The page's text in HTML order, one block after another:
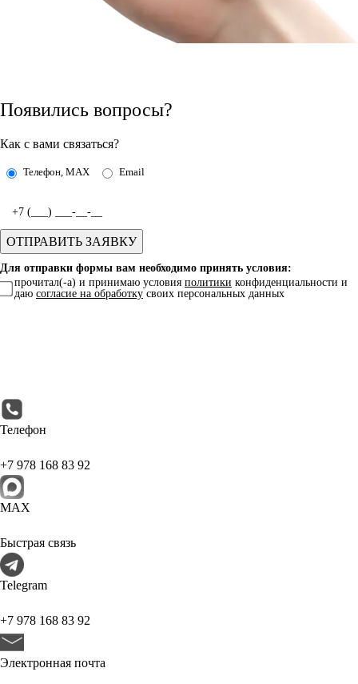
Появились вопросы?
Как с вами связаться?
Телефон, MAX Email
Для отправки формы вам необходимо принять условия:
прочитал(-а) и принимаю условия политики конфиденциальности и
даю согласие на обработку своих персональных данных
Телефон
+7 978 168 83 92
МАХ
Быстрая связь
Telegram
+7 978 168 83 92
Электронная почта